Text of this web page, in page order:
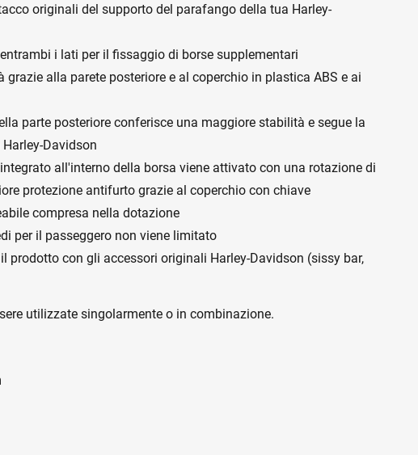
originali del supporto del parafango della tua Harley-
i lati per il fissaggio di borse supplementari
grazie alla parete posteriore e al coperchio in plastica ABS e ai
parte posteriore conferisce una maggiore stabilità e segue la
Davidson
all'interno della borsa viene attivato con una rotazione di
protezione antifurto grazie al coperchio con chiave
compresa nella dotazione
per il passeggero non viene limitato
prodotto con gli accessori originali Harley-Davidson (sissy bar,
utilizzate singolarmente o in combinazione.